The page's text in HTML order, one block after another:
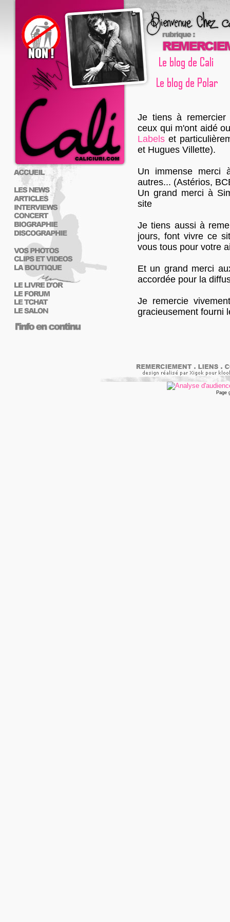
Je tiens à remercier
ceux qui m'ont aidé
Labels et
et Hugues Villette).
Un immense merci
autres... (Astérios,
Un grand merci à
site
Je tiens aussi à
jours, font vivre ce
vous tous pour votre
Et un grand merci
accordée pour la
Je remercie
gracieusement fourni
Page